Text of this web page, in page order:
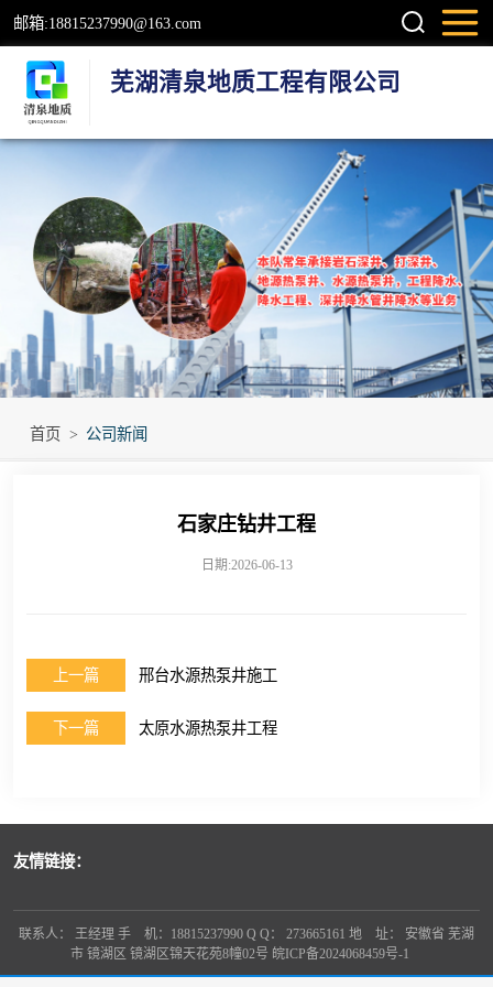
邮箱:18815237990@163.com
芜湖清泉地质工程有限公司
首页 > 公司新闻
石家庄钻井工程
日期:2026-06-13
上一篇 邢台水源热泵井施工
下一篇 太原水源热泵井工程
友情链接：
联系人： 王经理 手 机：18815237990 Q Q： 273665161 地 址： 安徽省 芜湖
市 镜湖区 镜湖区锦天花苑8幢02号 皖ICP备2024068459号-1
检测井
地源热泵井
温泉地热井
岩石井
工程降水井